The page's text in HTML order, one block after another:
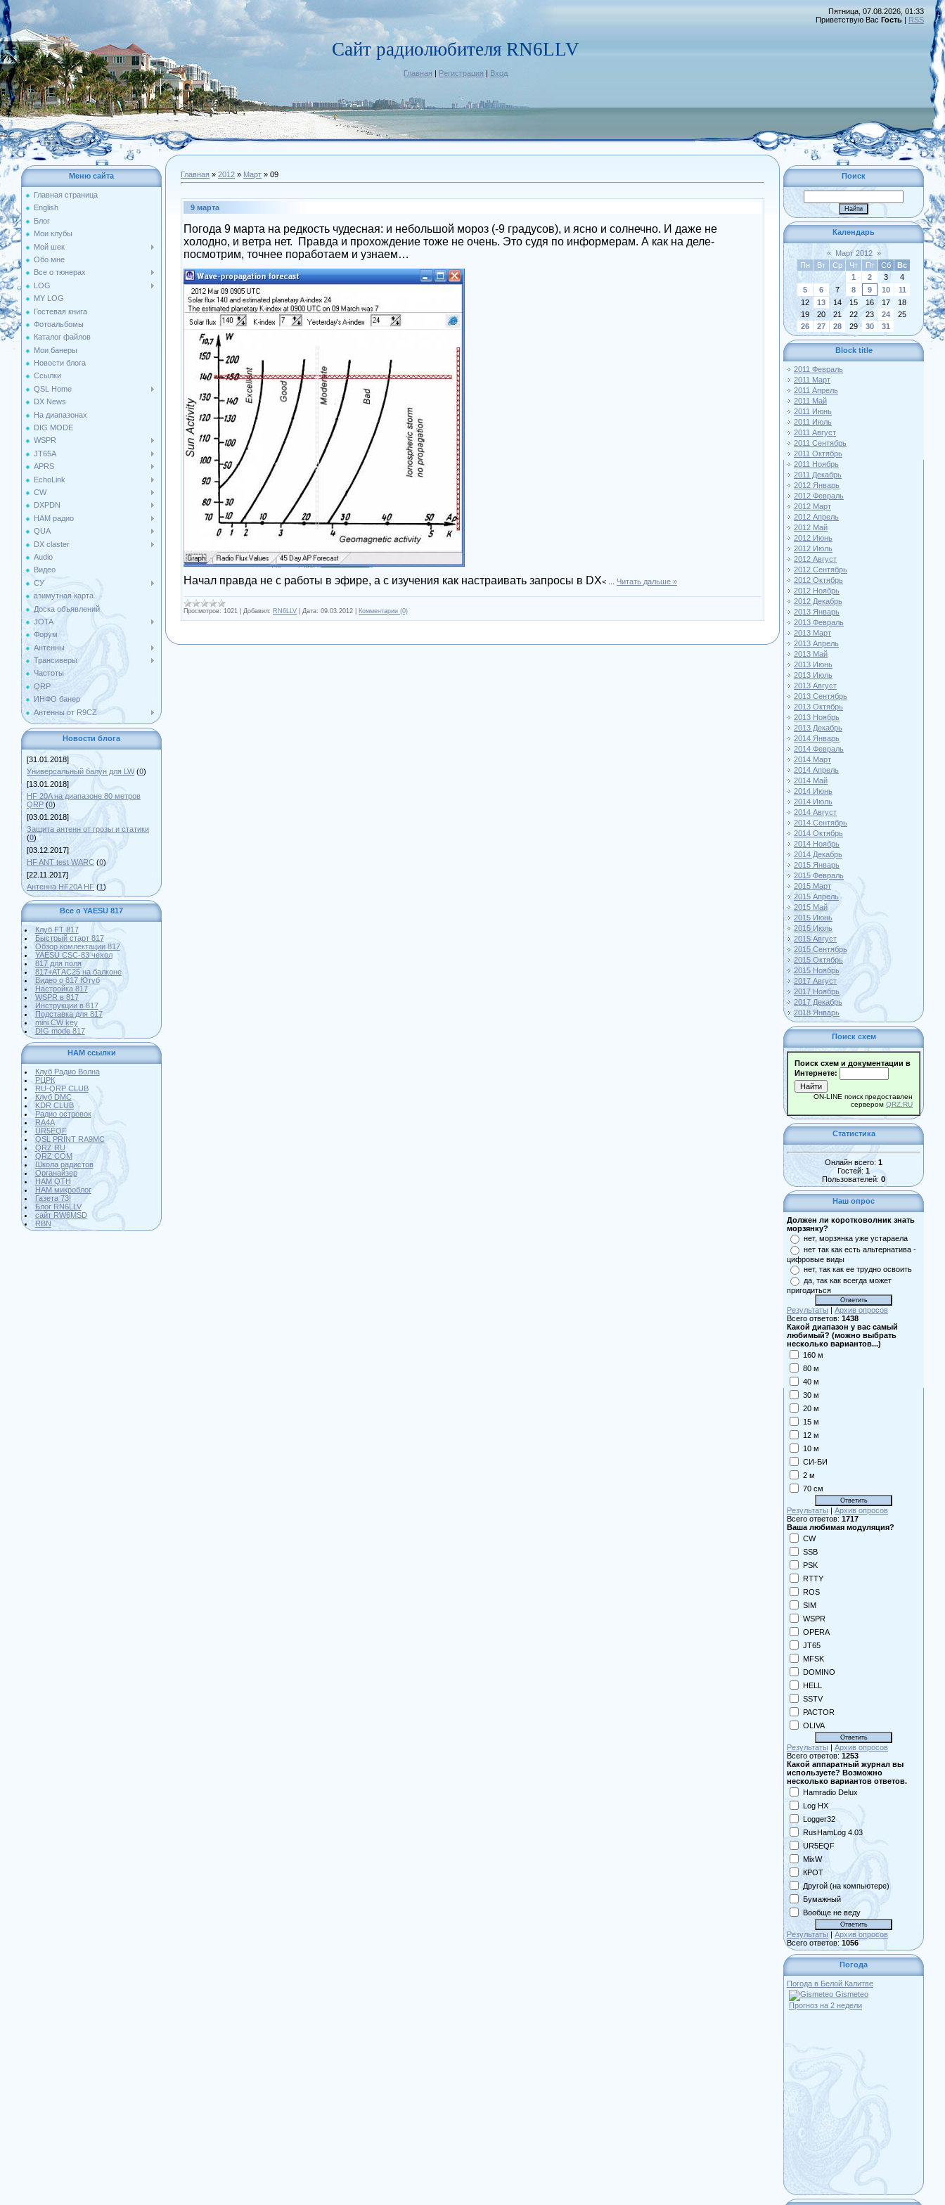
Сайт радиолюбителя RN6LLV
Главная | Регистрация | Вход
Пятница, 07.08.2026, 01:33
Приветствую Вас Гость | RSS
Меню сайта
Главная страница
English
Блог
Мои клубы
Мой шек
Обо мне
Все о тюнерах
LOG
MY LOG
Гостевая книга
Фотоальбомы
Каталог файлов
Мои банеры
Новости блога
Ссылки
QSL Home
DX News
На диапазонах
DIG MODE
WSPR
JT65A
APRS
EchoLink
CW
DXPDN
HAM радио
QUA
DX claster
Audio
Видео
СУ
азимутная карта
Доска объявлений
JOTA
Форум
Антенны
Трансиверы
Частоты
QRP
ИНФО банер
Антенны от R9CZ
Новости блога
[31.01.2018]
Универсальный балун для LW (0)
[13.01.2018]
HF 20A на диапазоне 80 метров
QRP (0)
[03.01.2018]
Защита антенн от грозы и статики
(0)
[03.12.2017]
HF ANT test WARC (0)
[22.11.2017]
Антенна HF20A HF (1)
Все о YAESU 817
Клуб FT 817
Быстрый старт 817
Обзор комлектации 817
YAESU CSC-83 чехол
817 для поля
817+АТАС25 на балконе
Видео о 817 Ютуб
Настройка 817
WSPR в 817
Инструкции в 817
Подставка для 817
mini CW key
DIG mode 817
HAM ссылки
Клуб Радио Волна
РЦРК
RU-QRP CLUB
Клуб DMC
KDR CLUB
Радио островок
RA4A
UR5EQF
QSL PRINT RA9MC
QRZ RU
QRZ COM
Школа радистов
Органайзер
HAM QTH
HAM микроблог
Газета 73!
Блог RN6LLV
сайт RW6MSD
RBN
Главная » 2012 » Март » 09
9 марта
Погода 9 марта на редкость чудесная: и небольшой мороз (-9 градусов), и ясно и солнечно. И даже не
холодно, и ветра нет.
Правда и прохождение тоже не очень. Это судя по информерам. А как на деле-
посмотрим, точнее поработаем и узнаем…
Начал правда не с работы в эфире, а с изучения как настраивать запросы в DX< Читать дальше »
Просмотров: 1021 Добавил: RN6LLV Дата: 09.03.2012 Комментарии (0)
Поиск
Календарь
« Март 2012 »
Пн
Вт Ср Чт Пт Сб
Вс
1
2 3
4
5
6 7 8 9 10
11
12
13 14 15 16 17
18
19
20 21 22 23 24
25
26
27 28 29 30 31
Block title
2011 Февраль
2011 Март
2011 Апрель
2011 Май
2011 Июнь
2011 Июль
2011 Август
2011 Сентябрь
2011 Октябрь
2011 Ноябрь
2011 Декабрь
2012 Январь
2012 Февраль
2012 Март
2012 Апрель
2012 Май
2012 Июнь
2012 Июль
2012 Август
2012 Сентябрь
2012 Октябрь
2012 Ноябрь
2012 Декабрь
2013 Январь
2013 Февраль
2013 Март
2013 Апрель
2013 Май
2013 Июнь
2013 Июль
2013 Август
2013 Сентябрь
2013 Октябрь
2013 Ноябрь
2013 Декабрь
2014 Январь
2014 Февраль
2014 Март
2014 Апрель
2014 Май
2014 Июнь
2014 Июль
2014 Август
2014 Сентябрь
2014 Октябрь
2014 Ноябрь
2014 Декабрь
2015 Январь
2015 Февраль
2015 Март
2015 Апрель
2015 Май
2015 Июнь
2015 Июль
2015 Август
2015 Сентябрь
2015 Октябрь
2015 Ноябрь
2017 Август
2017 Ноябрь
2017 Декабрь
2018 Январь
Поиск схем
Поиск схем и документации в
Интернете:
ON-LINE поиск предоставлен
сервером QRZ.RU
Статистика
Онлайн всего: 1
Гостей: 1
Пользователей: 0
Наш опрос
Должен ли коротковолник знать
морзянку?
нет, морзянка уже устараела
нет так как есть альтернатива -
цифровые виды
нет, так как ее трудно освоить
да, так как всегда может
пригодиться
Результаты | Архив опросов
Всего ответов: 1438
Какой диапазон у вас самый
любимый? (можно выбрать
несколько вариантов...)
160 м
80 м
40 м
30 м
20 м
15 м
12 м
10 м
СИ-БИ
2 м
70 см
Результаты | Архив опросов
Всего ответов: 1717
Ваша любимая модуляция?
CW
SSB
PSK
RTTY
ROS
SIM
WSPR
OPERA
JT65
MFSK
DOMINO
HELL
SSTV
PACTOR
OLIVA
Результаты | Архив опросов
Всего ответов: 1253
Какой аппаратный журнал вы
используете? Возможно
несколько вариантов ответов.
Hamradio Delux
Log HX
Logger32
RusHamLog 4.03
UR5EQF
MixW
КРОТ
Другой (на компьютере)
Бумажный
Вообще не веду
Результаты | Архив опросов
Всего ответов: 1056
Погода
Погода в Белой Калитве
Gismeteo
Прогноз на 2 недели